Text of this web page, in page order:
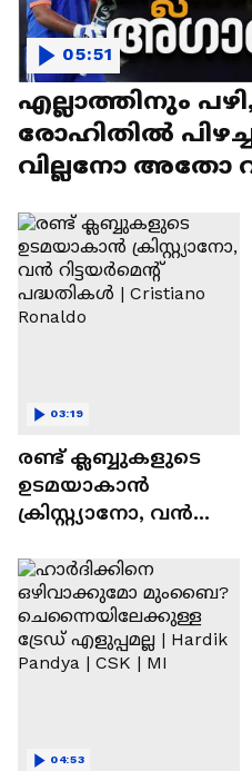
എല്ലാത്തിനും
രോഹിതില്‍
വില്ലനോ അതോ
05:51
രണ്ട്‌ ക്ലബ്ബുകളുടെ
ഉടമയാകാന്‍
ക്രിസ്റ്റ്യാനോ, വന്‍
പദ്ധതികള്‍ | Cristiano
Ronaldo
03:19
04:53